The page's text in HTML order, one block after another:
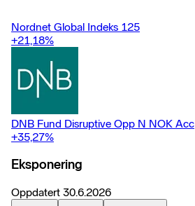
Nordnet Global Indeks 125
+21,18%
DNB Fund Disruptive Opp N NOK Acc
+35,27%
Eksponering
Oppdatert 30.6.2026